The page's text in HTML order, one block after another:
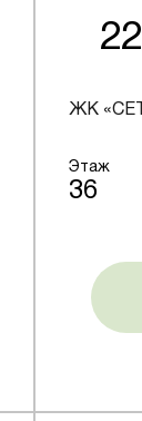
ЖК
Этаж
36